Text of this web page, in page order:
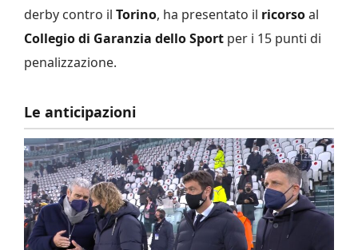
derby contro il Torino, ha presentato il ricorsoal
Collegio di Garanzia dello Sport per i 15 punti di
penalizzazione.
Le anticipazioni